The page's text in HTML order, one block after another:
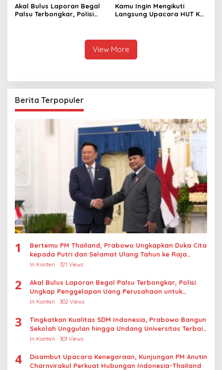
Akal Bulus Laporan Begal
Palsu Terbongkar, Polisi
Kamu Ingin Mengikuti
Langsung Upacara HUT Ke-
Pendaftaran Resminya di
Sini
View More
Berita Terpopuler
1
Bertemu PM Thailand, Prabowo Ungkapkan Duka Cita
kepada Putri dan Selamat Ulang Tahun ke Raja
Thailand
In Konten 321 Views
2
Akal Bulus Laporan Begal Palsu Terbongkar, Polisi
Ungkap Penggelapan Uang Perusahaan untuk
Crypto
In Konten 302 Views
3
Tingkatkan Kualitas SDM Indonesia, Prabowo Bangun
Sekolah Unggulan hingga Undang Universitas Terbaik
Dunia
In Konten 301 Views
4
Disambut Upacara Kenegaraan, Kunjungan PM Anutin
Charnvirakul Perkuat Hubungan Indonesia-Thailand